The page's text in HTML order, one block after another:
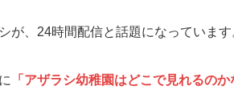
が、24時間配信と話題になっています
「アザラシ幼稚園はどこで見れるの